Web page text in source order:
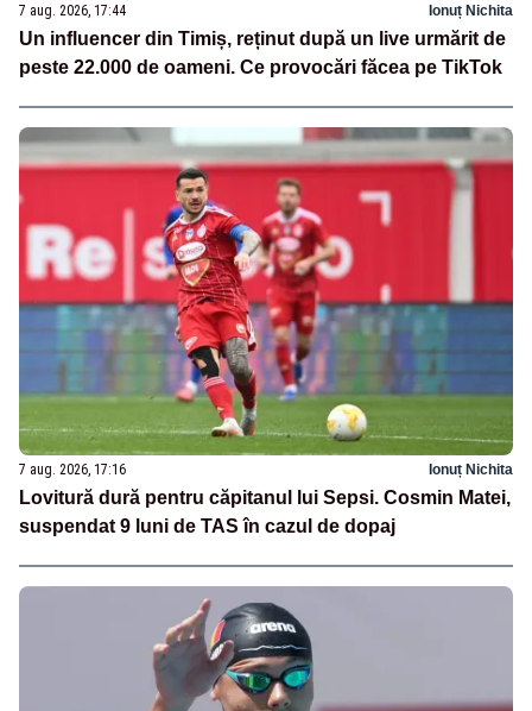
7 aug. 2026, 17:44 Ionuț Nichita
Un influencer din Timiș, reținut după un live urmărit de
peste 22.000 de oameni. Ce provocări făcea pe TikTok
7 aug. 2026, 17:16 Ionuț Nichita
Lovitură dură pentru căpitanul lui Sepsi. Cosmin Matei,
suspendat 9 luni de TAS în cazul de dopaj